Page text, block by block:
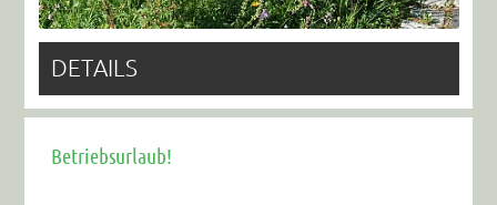
DETAILS
Betriebsurlaub!